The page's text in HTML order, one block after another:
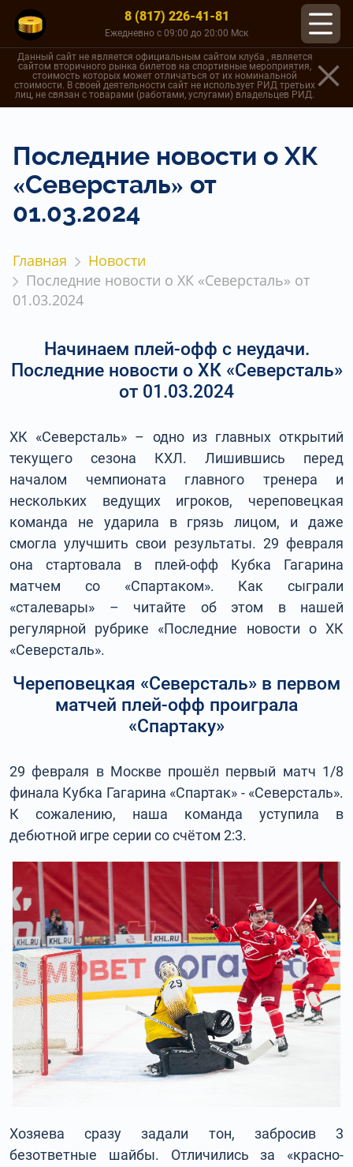
8 (817) 226-41-81
Ежедневно с 09:00 до 20:00 Мск
Данный сайт не является официальным сайтом клуба , является
сайтом вторичного рынка билетов на спортивные мероприятия,
стоимость которых может отличаться от их номинальной
стоимости. В своей деятельности сайт не использует РИД третьих
лиц, не связан с товарами (работами, услугами) владельцев РИД.
Последние новости о ХК
«Северсталь» от
01.03.2024
Главная
Новости
Последние новости о ХК «Северсталь» от
01.03.2024
Начинаем плей-офф с неудачи.
Последние новости о ХК «Северсталь»
от 01.03.2024
ХК «Северсталь» – одно из главных открытий
текущего сезона КХЛ. Лишившись перед
началом чемпионата главного тренера и
нескольких ведущих игроков, череповецкая
команда не ударила в грязь лицом, и даже
смогла улучшить свои результаты. 29 февраля
она стартовала в плей-офф Кубка Гагарина
матчем со «Спартаком». Как сыграли
«сталевары» – читайте об этом в нашей
регулярной рубрике «Последние новости о ХК
«Северсталь».
Череповецкая «Северсталь» в первом
матчей плей-офф проиграла
«Спартаку»
29 февраля в Москве прошёл первый матч 1/8
финала Кубка Гагарина «Спартак» - «Северсталь».
К сожалению, наша команда уступила в
дебютной игре серии со счётом 2:3.
Хозяева сразу задали тон, забросив 3
безответные шайбы. Отличились за «красно-